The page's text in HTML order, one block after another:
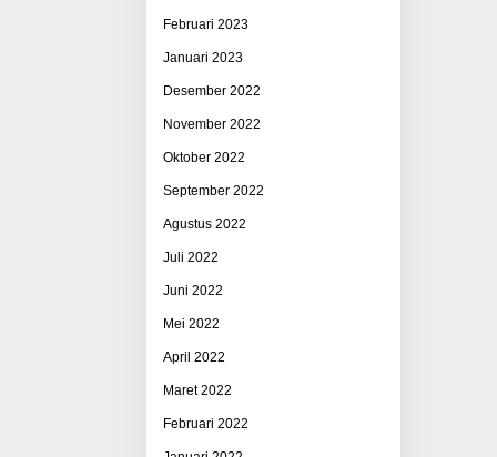
Februari 2023
Januari 2023
Desember 2022
November 2022
Oktober 2022
September 2022
Agustus 2022
Juli 2022
Juni 2022
Mei 2022
April 2022
Maret 2022
Februari 2022